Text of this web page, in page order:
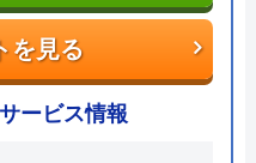
コミを見る
を見る
を見る
ービス情報